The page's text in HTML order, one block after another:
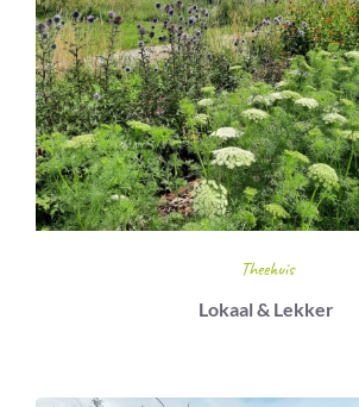
Theehuis
Lokaal & Lekker